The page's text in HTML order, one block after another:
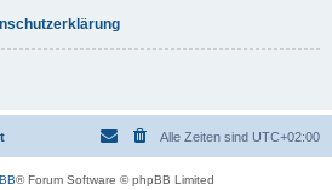
Alle Zeiten sind UTC+02:00
® Forum Software © phpBB Limited